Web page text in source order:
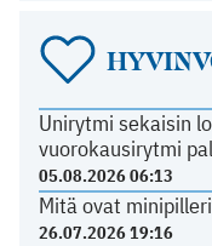
Unirytmi sekaisin
vuorokausirytmi
05.08.2026 06:13
Mitä ovat
26.07.2026 19:16